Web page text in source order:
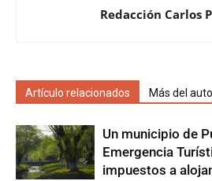
Redacción Carlos
Artículo relacionados Más del
Un municipio de
Emergencia
impuestos a